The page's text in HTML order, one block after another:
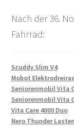
Nach der 36.
Fahrrad:
Scuddy Slim V4
Mobot
Seniorenmobil Vita
Seniorenmobil Vita
Vita Care 4000 Duo
Nero Thunder